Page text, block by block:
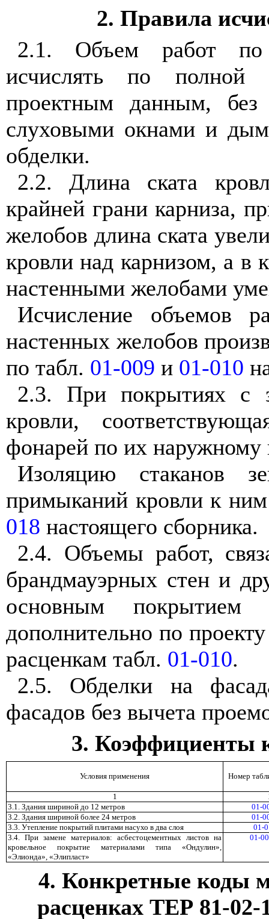
2. Правила
2.1. Объем работ по
исчислять по полной
проектным данным,
слуховыми окнами и
обделки.
2.2. Длина ската
крайней грани карниза,
желобов длина ската
кровли над карнизом, а в
настенными желобами
Исчисление объемов
настенных желобов
по табл. 01-009 и 01-010
2.3. При покрытиях с
кровли,
фонарей по их наружному
Изоляцию стаканов
примыканий кровли к
018 настоящего сборника.
2.4. Объемы работ,
брандмауэрных стен и
основным покрытием
дополнительно по
расценкам табл. 01-010.
2.5. Обделки на
фасадов без вычета
3. Коэффициенты
Условия применения Номер
1
3.1. Здания шириной до 12 метров
01-
3.2. Здания шириной более 24 метров
01-
3.3. Утепление покрытий плитами насухо в два слоя
01-
3.4. При замене материалов: асбестоцементных листов на
кровельное покрытие материалами типа «Ондулин»,
«Элионда», «Элипласт»
01-
4. Конкретные коды
расценках ТЕР 81-02-